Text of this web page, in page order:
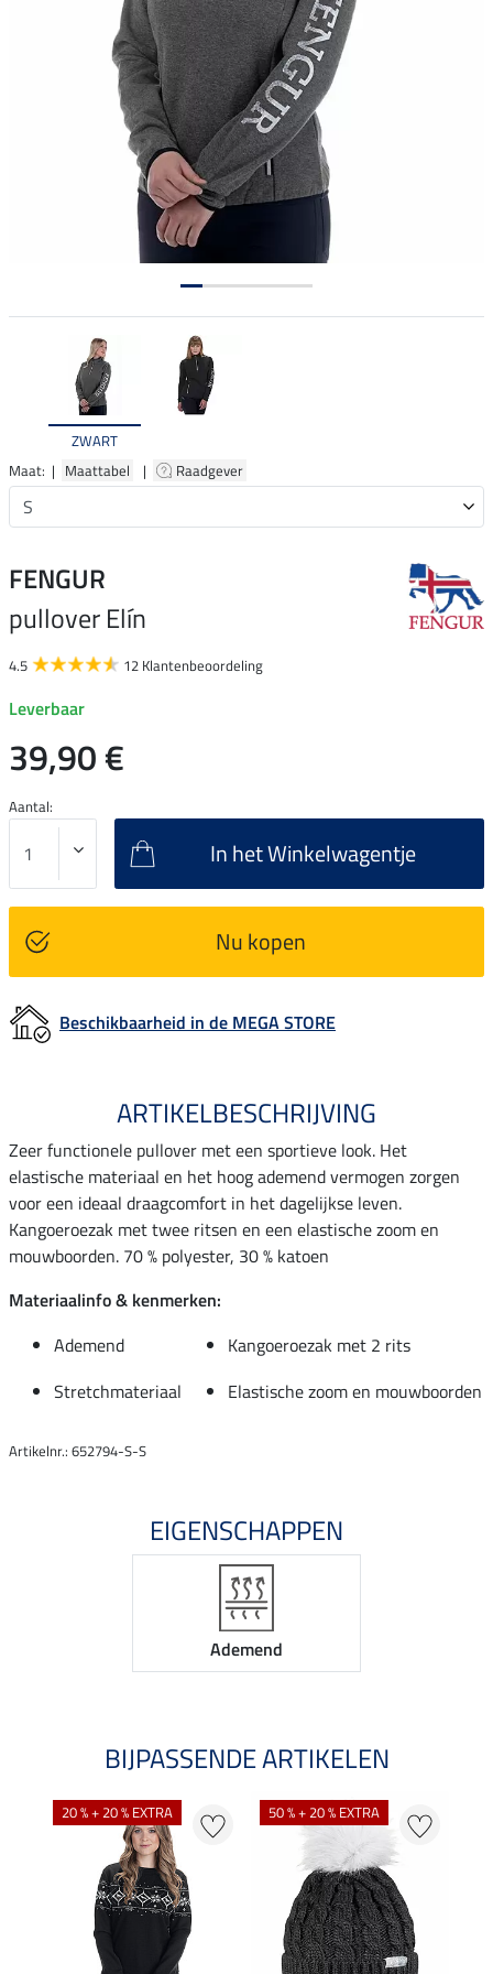
ZWART
Maat: | Maattabel | Raadgever
FENGUR
pullover Elín
4.5 12 Klantenbeoordeling
Leverbaar
39,90 €
Aantal:
In het Winkelwagentje
Nu kopen
Beschikbaarheid in de MEGA STORE
ARTIKELBESCHRIJVING
Zeer functionele pullover met een sportieve look. Het
elastische materiaal en het hoog ademend vermogen zorgen
voor een ideaal draagcomfort in het dagelijkse leven.
Kangoeroezak met twee ritsen en een elastische zoom en
mouwboorden. 70 % polyester, 30 % katoen
Materiaalinfo & kenmerken:
Ademend
Kangoeroezak met 2 rits
Stretchmateriaal
Elastische zoom en mouwboorden
Artikelnr.: 652794-S-S
EIGENSCHAPPEN
Ademend
BIJPASSENDE ARTIKELEN
20 % + 20 % EXTRA 50 % + 20 % EXTRA